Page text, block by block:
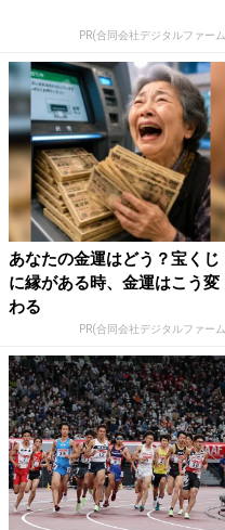
PR(合同会社デジタルファー
あなたの金運はどう？宝くじ
に縁がある時、金運はこう変
わる
PR(合同会社デジタルファー